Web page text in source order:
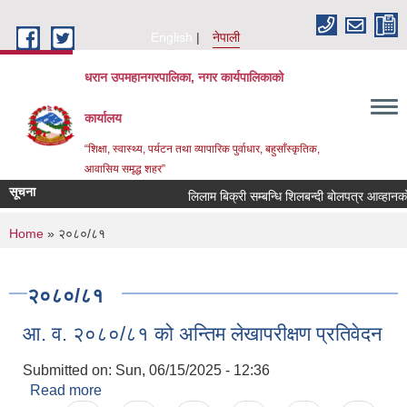
English
नेपाली
धरान उपमहानगरपालिका, नगर कार्यपालिकाको
कार्यालय
“शिक्षा, स्वास्थ्य, पर्यटन तथा व्यापारिक पुर्वाधार, बहुसाँस्कृतिक,
आवासिय समृद्ध शहर”
सूचना लिलाम बिक्री सम्बन्धि
You are here
Home » २०८०/८१
२०८०/८१
आ. व. २०८०/८१ को अन्तिम लेखापरीक्षण प्रतिवेदन
Submitted on: Sun, 06/15/2025 - 12:36
Read more